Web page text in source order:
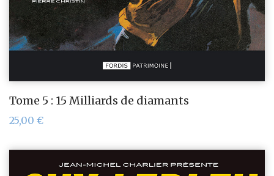
Tome 5 : 15 Milliards de diamants
25,00 €